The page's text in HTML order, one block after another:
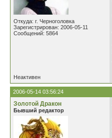
Откуда: г. Черноголовка
Зарегистрирован: 2006-05-11
Сообщений: 5864
Неактивен
2006-05-14 03:56:24
Золотой Дракон
Бывший редактор